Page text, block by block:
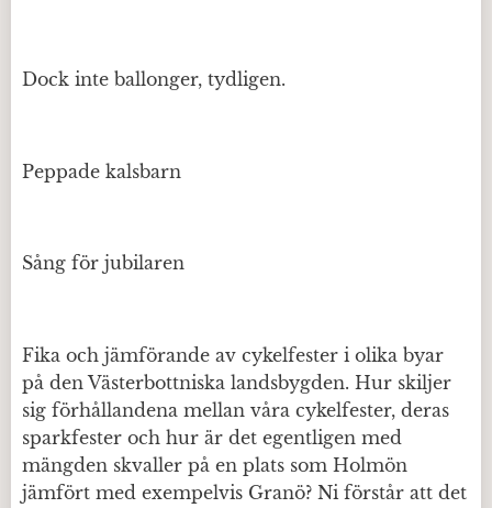
Dock inte ballonger, tydligen.
Peppade kalsbarn
Sång för jubilaren
Fika och jämförande av cykelfester i olika byar
på den Västerbottniska landsbygden. Hur skiljer
sig förhållandena mellan våra cykelfester, deras
sparkfester och hur är det egentligen med
mängden skvaller på en plats som Holmön
jämfört med exempelvis Granö? Ni förstår att det